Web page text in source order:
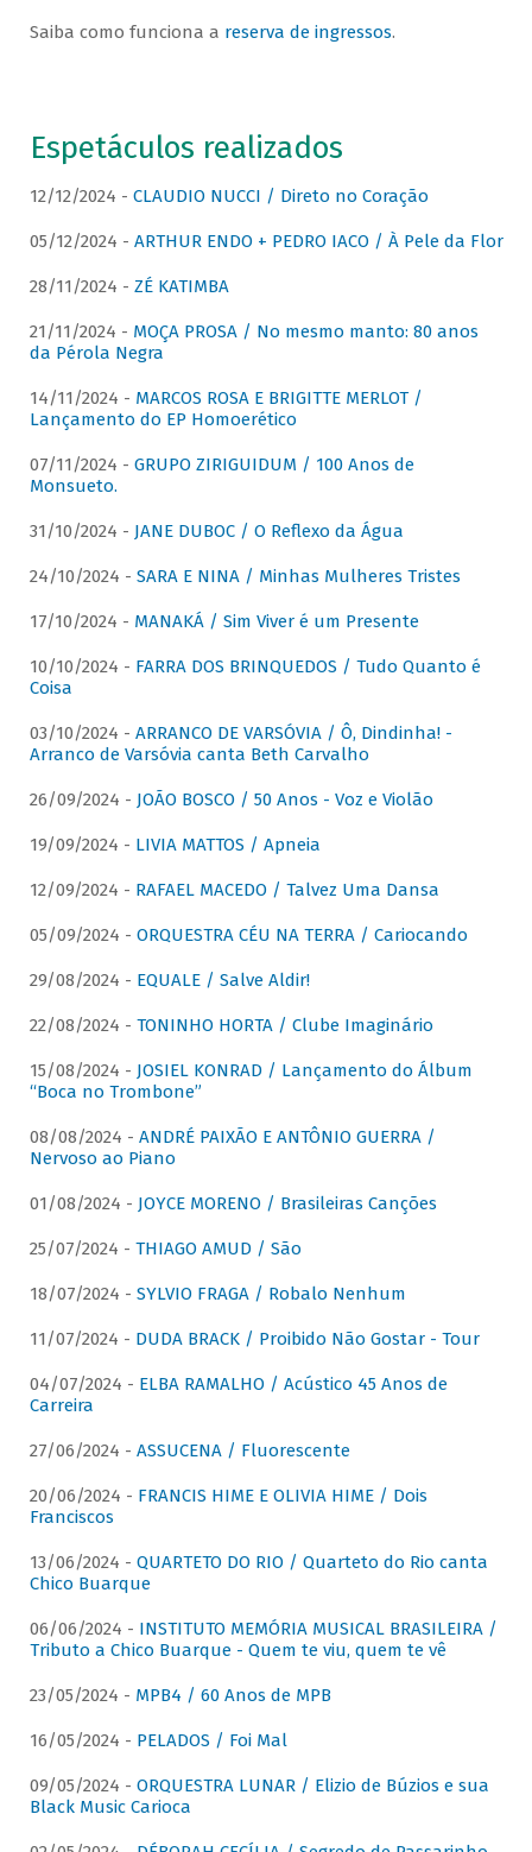
Saiba como funciona a reserva de ingressos.
Espetáculos realizados
12/12/2024 - CLAUDIO NUCCI / Direto no Coração
05/12/2024 - ARTHUR ENDO + PEDRO IACO / À Pele da Flor
28/11/2024 - ZÉ KATIMBA
21/11/2024 - MOÇA PROSA / No mesmo manto: 80 anos
da Pérola Negra
14/11/2024 - MARCOS ROSA E BRIGITTE MERLOT /
Lançamento do EP Homoerético
07/11/2024 - GRUPO ZIRIGUIDUM / 100 Anos de
Monsueto.
31/10/2024 - JANE DUBOC / O Reflexo da Água
24/10/2024 - SARA E NINA / Minhas Mulheres Tristes
17/10/2024 - MANAKÁ / Sim Viver é um Presente
10/10/2024 - FARRA DOS BRINQUEDOS / Tudo Quanto é
Coisa
03/10/2024 - ARRANCO DE VARSÓVIA / Ô, Dindinha! -
Arranco de Varsóvia canta Beth Carvalho
26/09/2024 - JOÃO BOSCO / 50 Anos - Voz e Violão
19/09/2024 - LIVIA MATTOS / Apneia
12/09/2024 - RAFAEL MACEDO / Talvez Uma Dansa
05/09/2024 - ORQUESTRA CÉU NA TERRA / Cariocando
29/08/2024 - EQUALE / Salve Aldir!
22/08/2024 - TONINHO HORTA / Clube Imaginário
15/08/2024 - JOSIEL KONRAD / Lançamento do Álbum
“Boca no Trombone”
08/08/2024 - ANDRÉ PAIXÃO E ANTÔNIO GUERRA /
Nervoso ao Piano
01/08/2024 - JOYCE MORENO / Brasileiras Canções
25/07/2024 - THIAGO AMUD / São
18/07/2024 - SYLVIO FRAGA / Robalo Nenhum
11/07/2024 - DUDA BRACK / Proibido Não Gostar - Tour
04/07/2024 - ELBA RAMALHO / Acústico 45 Anos de
Carreira
27/06/2024 - ASSUCENA / Fluorescente
20/06/2024 - FRANCIS HIME E OLIVIA HIME / Dois
Franciscos
13/06/2024 - QUARTETO DO RIO / Quarteto do Rio canta
Chico Buarque
06/06/2024 - INSTITUTO MEMÓRIA MUSICAL BRASILEIRA /
Tributo a Chico Buarque - Quem te viu, quem te vê
23/05/2024 - MPB4 / 60 Anos de MPB
16/05/2024 - PELADOS / Foi Mal
09/05/2024 - ORQUESTRA LUNAR / Elizio de Búzios e sua
Black Music Carioca